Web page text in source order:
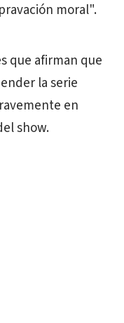
moral".
que afirman que
la serie
en
show.